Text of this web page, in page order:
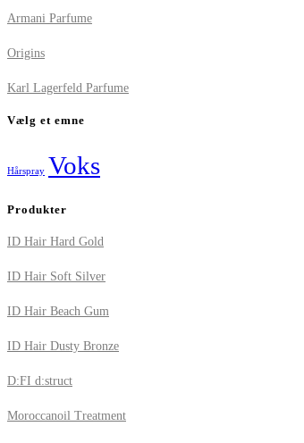
Armani Parfume
Origins
Karl Lagerfeld Parfume
Vælg et emne
Hårspray Voks
Produkter
ID Hair Hard Gold
ID Hair Soft Silver
ID Hair Beach Gum
ID Hair Dusty Bronze
D:FI d:struct
Moroccanoil Treatment